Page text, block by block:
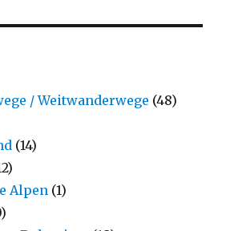
/ Weitwanderwege (48)
(14)
Alpen (1)